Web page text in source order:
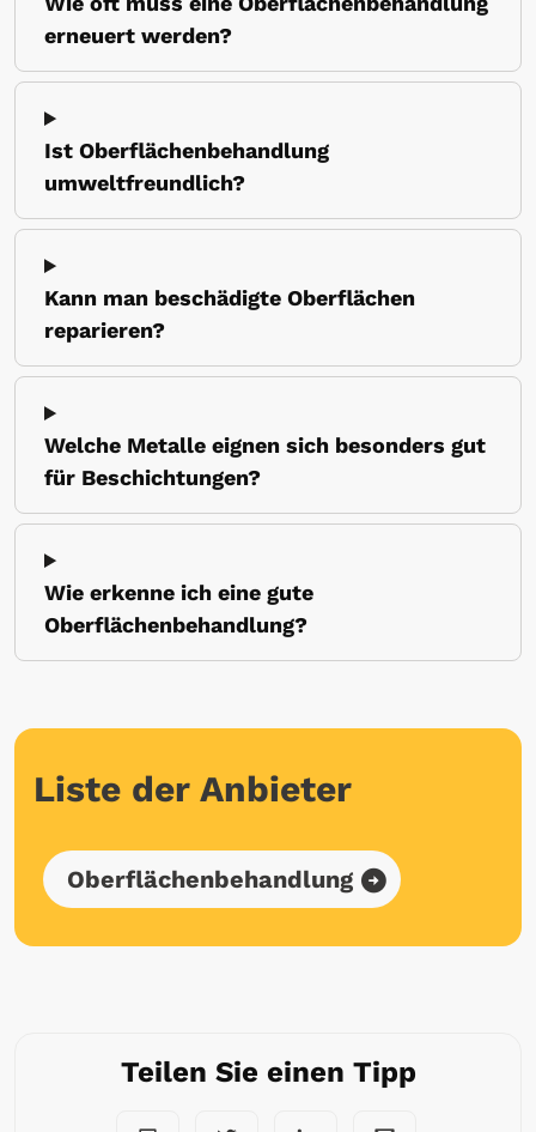
erneuert werden?
Ist Oberflächenbehandlung
umweltfreundlich?
Kann man beschädigte Oberflächen
reparieren?
Welche Metalle eignen sich besonders gut
für Beschichtungen?
Wie erkenne ich eine gute
Oberflächenbehandlung?
Liste der Anbieter
Oberflächenbehandlung
Teilen Sie einen Tipp